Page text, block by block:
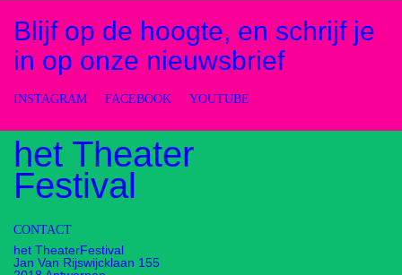
Blijf op de hoogte, en schrijf je
in op onze nieuwsbrief
INSTAGRAM FACEBOOK YOUTUBE
het Theater
Festival
CONTACT
het TheaterFestival
Jan Van Rijswijcklaan 155